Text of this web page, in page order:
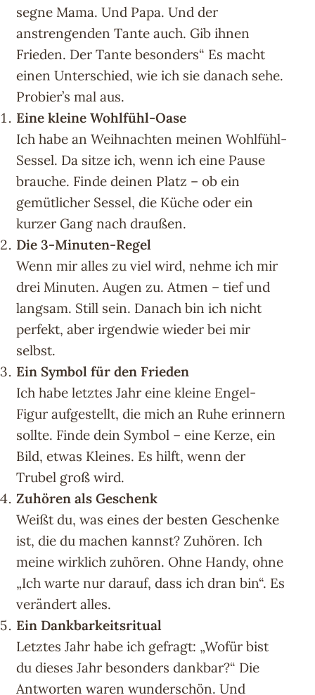
segne Mama. Und Papa. Und der
anstrengenden Tante auch. Gib ihnen
Frieden. Der Tante besonders“ Es macht
einen Unterschied, wie ich sie danach sehe.
Probier’s mal aus.
Eine kleine Wohlfühl-Oase
Ich habe an Weihnachten meinen Wohlfühl-
Sessel. Da sitze ich, wenn ich eine Pause
brauche. Finde deinen Platz – ob ein
gemütlicher Sessel, die Küche oder ein
kurzer Gang nach draußen.
Die 3-Minuten-Regel
Wenn mir alles zu viel wird, nehme ich mir
drei Minuten. Augen zu. Atmen – tief und
langsam. Still sein. Danach bin ich nicht
perfekt, aber irgendwie wieder bei mir
selbst.
Ein Symbol für den Frieden
Ich habe letztes Jahr eine kleine Engel-
Figur aufgestellt, die mich an Ruhe erinnern
sollte. Finde dein Symbol – eine Kerze, ein
Bild, etwas Kleines. Es hilft, wenn der
Trubel groß wird.
Zuhören als Geschenk
Weißt du, was eines der besten Geschenke
ist, die du machen kannst? Zuhören. Ich
meine wirklich zuhören. Ohne Handy, ohne
„Ich warte nur darauf, dass ich dran bin“. Es
verändert alles.
Ein Dankbarkeitsritual
Letztes Jahr habe ich gefragt: „Wofür bist
du dieses Jahr besonders dankbar?“ Die
Antworten waren wunderschön. Und